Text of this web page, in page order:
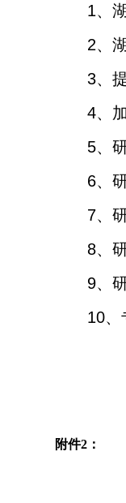
1、
2、
3、
4、
5、
6、
7、
8、
9、
10、
附件2 ：